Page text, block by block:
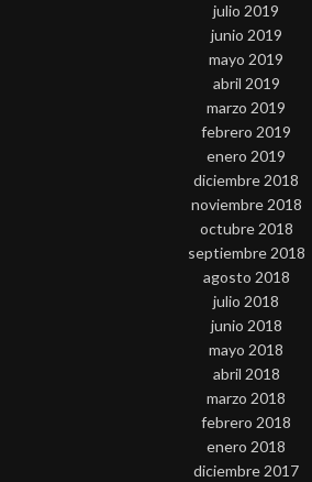
julio 2019
junio 2019
mayo 2019
abril 2019
marzo 2019
febrero 2019
enero 2019
diciembre 2018
noviembre 2018
octubre 2018
septiembre 2018
agosto 2018
julio 2018
junio 2018
mayo 2018
abril 2018
marzo 2018
febrero 2018
enero 2018
diciembre 2017